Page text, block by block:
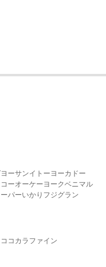
ーサンイトーヨーカドー
ーオーケー ヨークベニマル
パーいかり フジグラン
ココカラファイン